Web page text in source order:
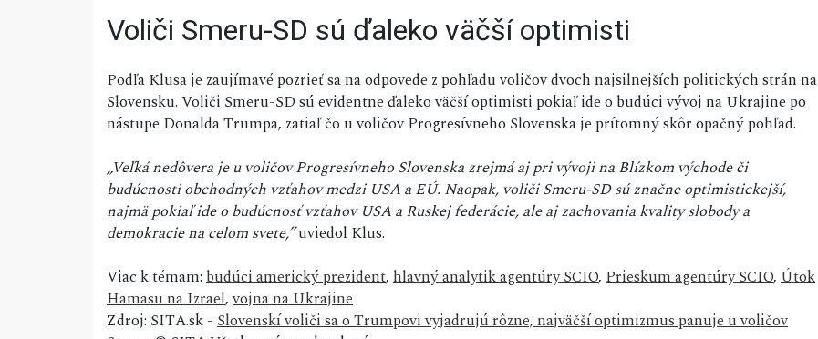
Voliči Smeru-SD sú ďaleko väčší optimisti
Podľa Klusa je zaujímavé pozrieť sa na odpovede z pohľadu voličov dvoch najsilnejších politických strán na
Slovensku. Voliči Smeru-SD sú evidentne ďaleko väčší optimisti pokiaľ ide o budúci vývoj na Ukrajine po
nástupe Donalda Trumpa, zatiaľ čo u voličov Progresívneho Slovenska je prítomný skôr opačný pohľad.
„Veľká nedôvera je u voličov Progresívneho Slovenska zrejmá aj pri vývoji na Blízkom východe či
budúcnosti obchodných vzťahov medzi USA a EÚ. Naopak, voliči Smeru-SD sú značne optimistickejší,
najmä pokiaľ ide o budúcnosť vzťahov USA a Ruskej federácie, ale aj zachovania kvality slobody a
demokracie na celom svete,”uviedol Klus.
Viac k témam:budúci americký prezident,hlavný analytik agentúry SCIO,Prieskum agentúry SCIO,Útok
Hamasu na Izrael,vojna na Ukrajine
Zdroj: SITA.sk -Slovenskí voliči sa o Trumpovi vyjadrujú rôzne, najväčší optimizmus panuje u voličov